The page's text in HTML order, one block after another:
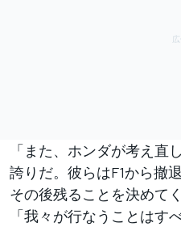
「また、ホンダが考え直
誇りだ。彼らはF1から撤
その後残ることを決めて
「我々が行なうことはす